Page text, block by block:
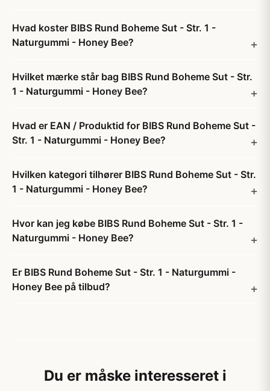
Hvad koster BIBS Rund Boheme Sut - Str. 1 -
Naturgummi - Honey Bee?
Hvilket mærke står bag BIBS Rund Boheme Sut - Str.
1 - Naturgummi - Honey Bee?
Hvad er EAN / Produktid for BIBS Rund Boheme Sut -
Str. 1 - Naturgummi - Honey Bee?
Hvilken kategori tilhører BIBS Rund Boheme Sut - Str.
1 - Naturgummi - Honey Bee?
Hvor kan jeg købe BIBS Rund Boheme Sut - Str. 1 -
Naturgummi - Honey Bee?
Er BIBS Rund Boheme Sut - Str. 1 - Naturgummi -
Honey Bee på tilbud?
Du er måske interesseret i